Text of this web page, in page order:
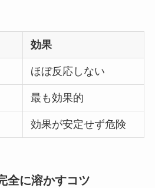
効果
ほぼ反応しない
最も効果的
効果が安定せず危険
全に溶かすコツ